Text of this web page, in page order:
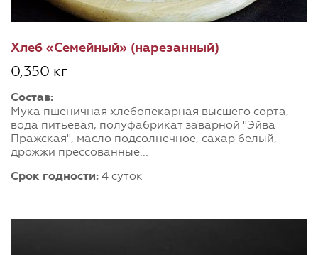
Хлеб «Семейный» (нарезанный)
0,350 кг
Состав:
Мука пшеничная хлебопекарная высшего сорта,
вода питьевая, полуфабрикат заварной "Эйва
Пражская", масло подсолнечное, сахар белый,
дрожжи прессованные...
Срок годности: 4 суток